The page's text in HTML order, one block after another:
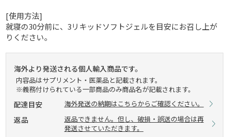
[使用方法]
就寝の30分前に、3リキッドソフトジェルを目安にお召し上が
りください。
海外より発送される個人輸入商品です。
内容品はサプリメント・医薬品と記載されます。
※義務付けられている一部商品のみ商品名が記載されます。
配達目安 海外発送の納期はこちらからご確認ください。
返品
返品できません。但し、破損・誤送の場合は再
発送させていただきます。